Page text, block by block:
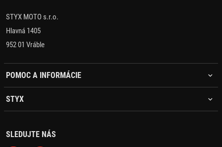
STYX MOTO s.r.o.
Hlavná 1405
952 01 Vráble
POMOC A INFORMÁCIE
STYX
SLEDUJTE NÁS